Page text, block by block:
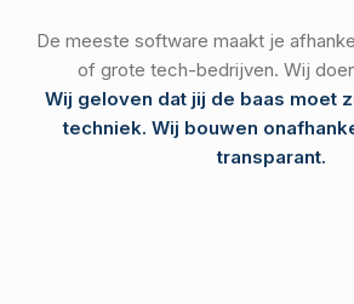
De meeste software maakt je
of grote tech-bedrijven. Wij
Wij geloven dat jij de baas moet
techniek. Wij bouwen
transparant.